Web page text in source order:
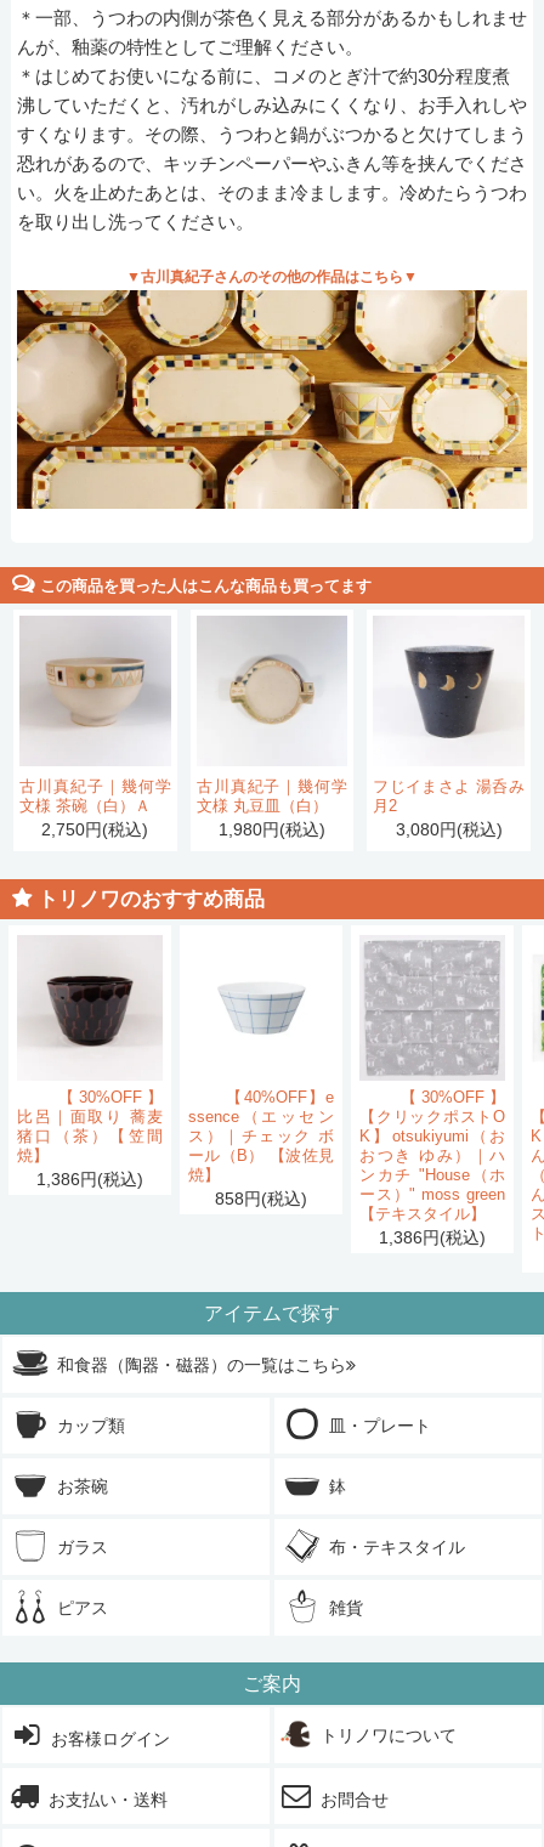
＊一部、うつわの内側が茶色く見える部分があるかもしれませ
んが、釉薬の特性としてご理解ください。
＊はじめてお使いになる前に、コメのとぎ汁で約30分程度煮
沸していただくと、汚れがしみ込みにくくなり、お手入れしや
すくなります。その際、うつわと鍋がぶつかると欠けてしまう
恐れがあるので、キッチンペーパーやふきん等を挟んでくださ
い。火を止めたあとは、そのまま冷まします。冷めたらうつわ
を取り出し洗ってください。
▼古川真紀子さんのその他の作品はこちら▼
この商品を買った人はこんな商品も買ってます
古川真紀子｜幾何学
文様 茶碗（白）Ａ
2,750円(税込)
古川真紀子｜幾何学
文様 丸豆皿（白）
1,980円(税込)
フじイまさよ 湯呑み
月2
3,080円(税込)
トリノワのおすすめ商品
【30%OFF】
比呂｜面取り 蕎麦
猪口（茶）【笠間
焼】
1,386円(税込)
【40%OFF】e
ssence（エッセン
ス）｜チェック ボ
ール（B） 【波佐見
焼】
858円(税込)
【30%OFF】
【クリックポストO
K】otsukiyumi（お
おつき ゆみ）｜ハ
ンカチ "House（ホ
ース）" moss green
【テキスタイル】
1,386円(税込)
アイテムで探す
和食器（陶器・磁器）の一覧はこちら
カップ類 皿・プレート
お茶碗 鉢
ガラス 布・テキスタイル
ピアス 雑貨
ご案内
お客様ログイン トリノワについて
お支払い・送料 お問合せ